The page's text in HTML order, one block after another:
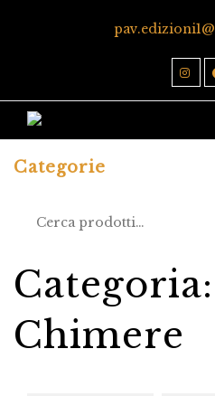
Categorie
Categoria:
Chimere